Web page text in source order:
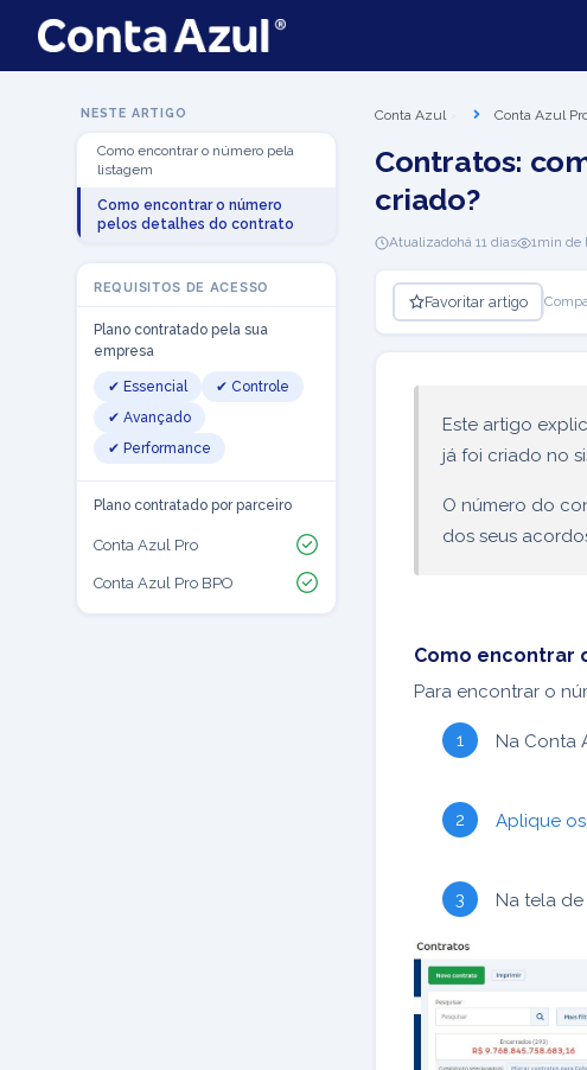
NESTE ARTIGO
Como encontrar o número pela
listagem
Como encontrar o número
pelos detalhes do contrato
REQUISITOS DE ACESSO
Plano contratado pela sua
empresa
✔ Essencial
✔ Controle
✔ Avançado
✔ Performance
Plano contratado por parceiro
Conta Azul Pro
Conta Azul Pro BPO
Conta Azul Conta Azul
Contratos:
criado?
Atualizadohá 11 dias 1min de
Favoritar artigo
Este artigo
já foi criado no
O número do
dos seus
Como encontrar
Para encontrar o
Na Conta
Aplique os
Na tela